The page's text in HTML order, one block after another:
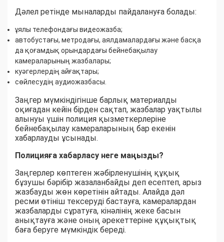
Дәлел ретінде мыналарды пайдалануға болады:
ұялы телефондағы видеожазба;
автобустағы, метродағы, аялдамалардағы және басқа
да қоғамдық орындардағы бейнебақылау
камераларының жазбалары;
куәгерлердің айғақтары;
сөйлесудің аудиожазбасы.
Заңгер мүмкіндігінше барлық материалды
оқиғадан кейін бірден сақтап, жазбалар уақтылы
алынуы үшін полиция қызметкерлеріне
бейнебақылау камераларының бар екенін
хабарлауды ұсынады.
Полицияға хабарласу неге маңызды?
Заңгерлер көптеген жәбірленушінің құқық
бұзушы бәрібір жазаланбайды деп есептеп, арыз
жазбауды жөн көретінін айтады. Алайда дәл
ресми өтініш тексеруді бастауға, камералардан
жазбаларды сұратуға, кінәлінің жеке басын
анықтауға және оның әрекеттеріне құқықтық
баға беруге мүмкіндік береді.